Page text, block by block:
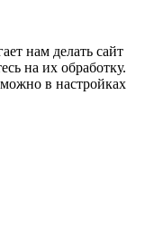
нам делать сайт
на их обработку.
в настройках